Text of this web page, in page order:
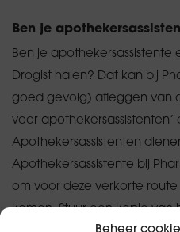
Beheer cookie
Ben je
Ben je apothekersassistente
Drogist halen? Dat kan bij
goed gevolg) afleggen van
voor apothekersassistenten’
Apothekersassistenten
Apothekersassistente bij
om voor deze verkorte
komen. Stuur een kopie van